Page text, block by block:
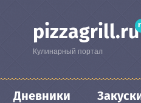
pizzagrill.ru
Кулинарный портал
Дневники